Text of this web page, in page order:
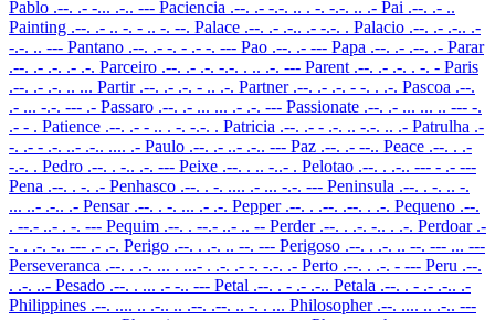
Pablo .--. .- -... .-.. --- Paciencia .--. .- -.-. .. . -. -.-. .. .- Pai .--. .- ..
Painting .--. .- .. -. - .. -. --. Palace .--. .- .-.. .- -.-. . Palacio .--. .- .-.. .-
-.-. .. --- Pantano .--. .- -. - .- -. --- Pao .--. .- --- Papa .--. .- .--. .- Parar
.--. .- .-. .- .-. Parceiro .--. .- .-. -.-. . .. .-. --- Parent .--. .- .-. . -. - Paris
.--. .- .-. .. ... Partir .--. .- .-. - .. .-. Partner .--. .- .-. - -. . .-. Pascoa .--.
.- ... -.-. --- .- Passaro .--. .- ... ... .- .-. --- Passionate .--. .- ... ... .. --- -.
.- - . Patience .--. .- - .. . -. -.-. . Patricia .--. .- - .-. .. -.-. .. .- Patrulha .-
-. .- - .-. ..- .-.. .... .- Paulo .--. .- ..- .-.. --- Paz .--. .- --.. Peace .--. . .-
-.-. . Pedro .--. . -.. .-. --- Peixe .--. . .. -..- . Pelotao .--. . .-.. --- - .- ---
Pena .--. . -. .- Penhasco .--. . -. .... .- ... -.-. --- Peninsula .--. . -. .. -.
... ..- .-.. .- Pensar .--. . -. ... .- .-. Pepper .--. . .--. .--. . .-. Pequeno .--.
. --.- ..- . -. --- Pequim .--. . --.- ..- .. -- Perder .--. . .-. -.. . .-. Perdoar .-
-. . .-. -.. --- .- .-. Perigo .--. . .-. .. --. --- Perigoso .--. . .-. .. --. --- ... ---
Perseveranca .--. . .-. ... . ...- . .-. .- -. -.-. .- Perto .--. . .-. - --- Peru .--.
. .-. ..- Pesado .--. . ... .- -.. --- Petal .--. . - .- .-.. Petala .--. . - .- .-.. .-
Philippines .--. .... .. .-.. .. .--. .--. .. -. . ... Philosopher .--. .... .. .-.. ---